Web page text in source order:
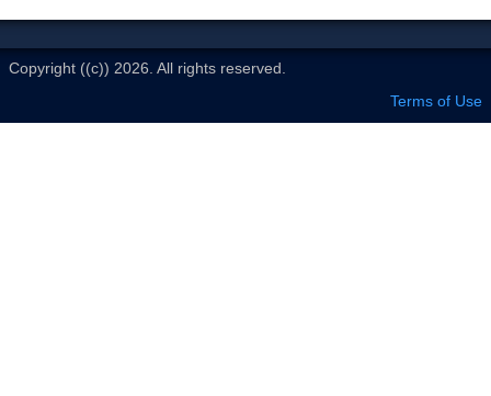
Copyright ((c)) 2026. All rights reserved.
Terms of Use